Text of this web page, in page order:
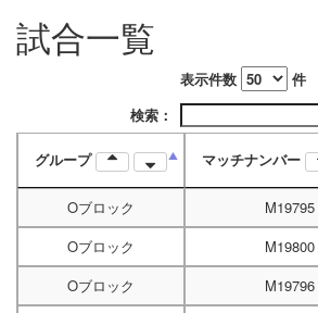
試合一覧
表示件数
件
検索：
グループ マッチナンバー
Oブロック M19795
Oブロック
M19800
Oブロック
M19796